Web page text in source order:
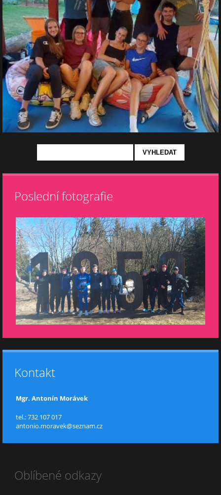
Poslední fotografie
Kontakt
Mgr. Antonín Morávek
tel.: 732 107 017
antonio.moravek@seznam.cz
Oblíbené odkazy